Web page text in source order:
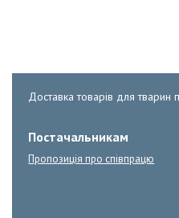
Доставка товарів для тварин
Постачальникам
Пропозиція про співпрацю